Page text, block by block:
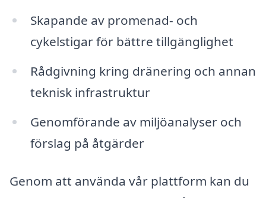
Skapande av promenad- och
cykelstigar för bättre tillgänglighet
Rådgivning kring dränering och annan
teknisk infrastruktur
Genomförande av miljöanalyser och
förslag på åtgärder
Genom att använda vår plattform kan du